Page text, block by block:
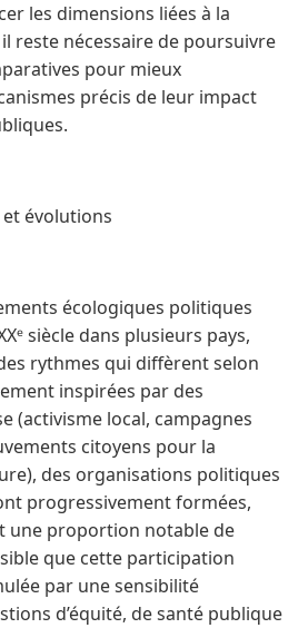
les dimensions liées à la
reste nécessaire de poursuivre
pour mieux
précis de leur impact
évolutions
écologiques politiques
siècle dans plusieurs pays,
rythmes qui diffèrent selon
inspirées par des
(activisme local, campagnes
citoyens pour la
des organisations politiques
progressivement formées,
une proportion notable de
que cette participation
par une sensibilité
d’équité, de santé publique